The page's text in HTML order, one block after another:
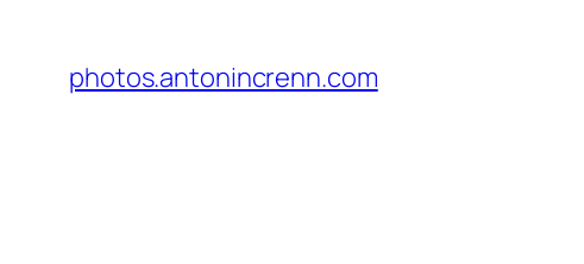
contenu
photos.antonincrenn.com